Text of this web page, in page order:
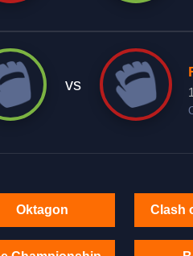
vs
Oktagon Clash